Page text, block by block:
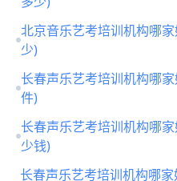
北京音乐艺考培训机构哪
少)
长春声乐艺考培训机构哪
件)
长春声乐艺考培训机构哪
少钱)
长春声乐艺考培训机构哪